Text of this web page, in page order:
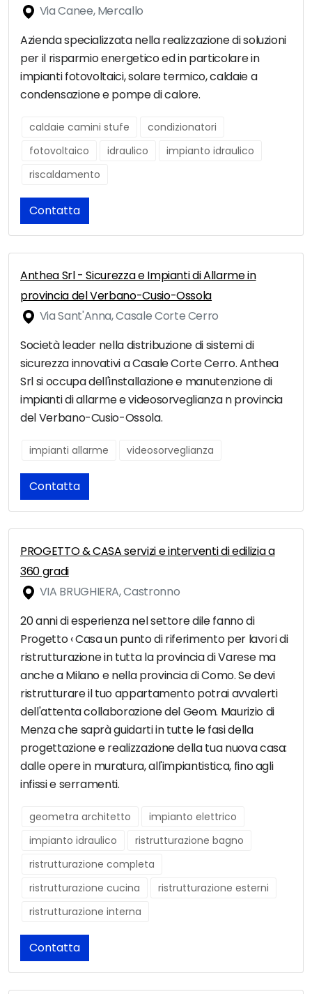
Via Canee, Mercallo
Azienda specializzata nella realizzazione di soluzioni
per il risparmio energetico ed in particolare in
impianti fotovoltaici, solare termico, caldaie a
condensazione e pompe di calore.
caldaie camini stufe
condizionatori
fotovoltaico
idraulico
impianto idraulico
riscaldamento
Contatta
Anthea Srl - Sicurezza e Impianti di Allarme in
provincia del Verbano-Cusio-Ossola
Via Sant'Anna, Casale Corte Cerro
Società leader nella distribuzione di sistemi di
sicurezza innovativi a Casale Corte Cerro. Anthea
Srl si occupa dell'installazione e manutenzione di
impianti di allarme e videosorveglianza n provincia
del Verbano-Cusio-Ossola.
impianti allarme videosorveglianza
Contatta
PROGETTO & CASA servizi e interventi di edilizia a
360 gradi
VIA BRUGHIERA, Castronno
20 anni di esperienza nel settore dile fanno di
Progetto ‹ Casa un punto di riferimento per lavori di
ristrutturazione in tutta la provincia di Varese ma
anche a Milano e nella provincia di Como. Se devi
ristrutturare il tuo appartamento potrai avvalerti
dell'attenta collaborazione del Geom. Maurizio di
Menza che saprà guidarti in tutte le fasi della
progettazione e realizzazione della tua nuova casa:
dalle opere in muratura, all'impiantistica, fino agli
infissi e serramenti.
geometra architetto
impianto elettrico
impianto idraulico
ristrutturazione bagno
ristrutturazione completa
ristrutturazione cucina
ristrutturazione esterni
ristrutturazione interna
Contatta